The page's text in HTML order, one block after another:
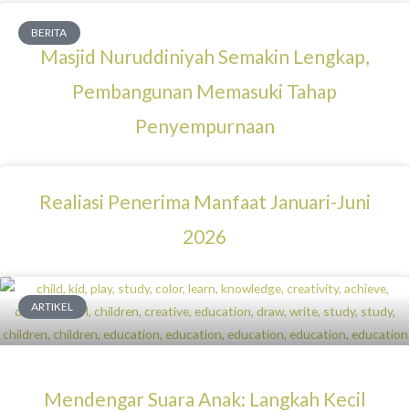
BERITA
Masjid Nuruddiniyah Semakin Lengkap,
Pembangunan Memasuki Tahap
Penyempurnaan
Realiasi Penerima Manfaat Januari-Juni
2026
ARTIKEL
Mendengar Suara Anak: Langkah Kecil